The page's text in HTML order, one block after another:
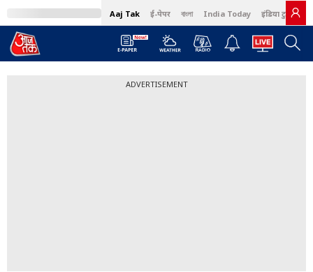
Aaj Tak ई-पेपर বাংলা India Today इंडिया टुडे हिंदी
ADVERTISEMENT